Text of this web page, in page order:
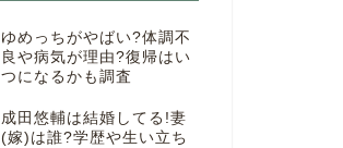
ゆめっちがやばい?体調不
良や病気が理由?復帰はい
つになるかも調査
成田悠輔は結婚してる!妻
(嫁)は誰?学歴や生い立ち